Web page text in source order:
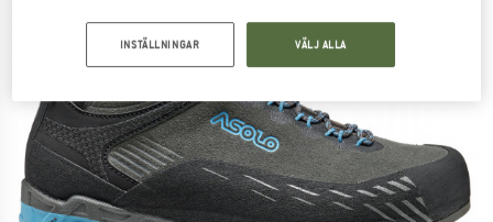
INSTÄLLNINGAR VÄLJ ALLA